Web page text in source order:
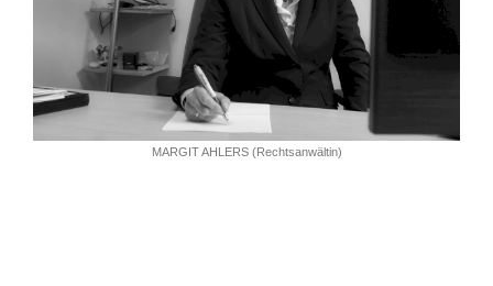
MARGIT AHLERS (Rechtsanwältin)